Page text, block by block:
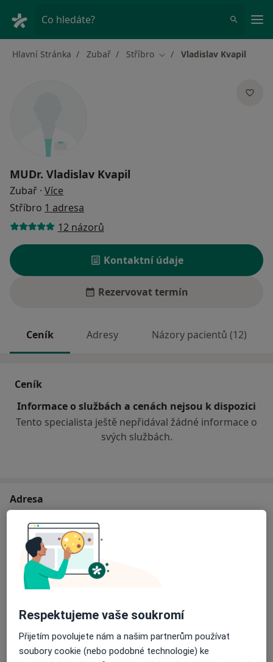
Co hledáte?
Hlavní Stránka Zubař Stříbro Změna města
Vladislav Kvapil
MUDr. Vladislav Kvapil
Zubař · Více
Stříbro 1 adresa
12 názorů
Kontaktní údaje
Rezervovat termín
Ceník Adresy Názory pacientů (12)
Ceník
Informace o službách a cenách nejsou k dispozici
Tento specialista ještě nepřidával žádné informace o
svých službách.
Adresa
Poliklinika Stříbro
Benešova 511,
Dostupnost
Na této adrese online kalendář není aktivní
Co mám v takové situaci udělat?
Respektujeme vaše soukromí
Přijetím povolujete nám a našim partnerům používat
soubory cookie (nebo podobné technologie) ke